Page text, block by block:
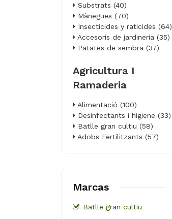
Substrats (40)
Mànegues (70)
Insecticides y raticides (64)
Accesoris de jardineria (35)
Patates de sembra (37)
Agricultura I
Ramaderia
Alimentació (100)
Desinfectants i higiene (33)
Batlle gran cultiu (58)
Adobs Fertilitzants (57)
Marcas
Batlle gran cultiu